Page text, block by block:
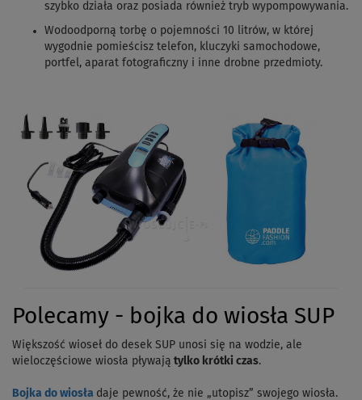
szybko działa oraz posiada również tryb wypompowywania.
Wodoodporną torbę o pojemności 10 litrów, w której
wygodnie pomieścisz telefon, kluczyki samochodowe,
portfel, aparat fotograficzny i inne drobne przedmioty.
Polecamy - bojka do wiosła SUP
Większość wioseł do desek SUP unosi się na wodzie, ale
wieloczęściowe wiosła pływają tylko krótki czas.
Bojka do wiosła daje pewność, że nie „utopisz” swojego wiosła.